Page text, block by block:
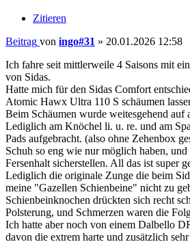
Zitieren
Beitrag von ingo#31 » 20.01.2026 12:58
Ich fahre seit mittlerweile 4 Saisons mit
von Sidas.
Hatte mich für den Sidas Comfort
Atomic Hawx Ultra 110 S schäumen
Beim Schäumen wurde weitesgehend auf
Lediglich am Knöchel li. u. re. und am
Pads aufgebracht. (also ohne Zehenbox
Schuh so eng wie nur möglich haben, und
Fersenhalt sicherstellen. All das ist super
Lediglich die originale Zunge die beim
meine "Gazellen Schienbeine" nicht zu
Schienbeinknochen drückten sich recht
Polsterung, und Schmerzen waren die
Ich hatte aber noch von einem Dalbello
davon die extrem harte und zusätzlich